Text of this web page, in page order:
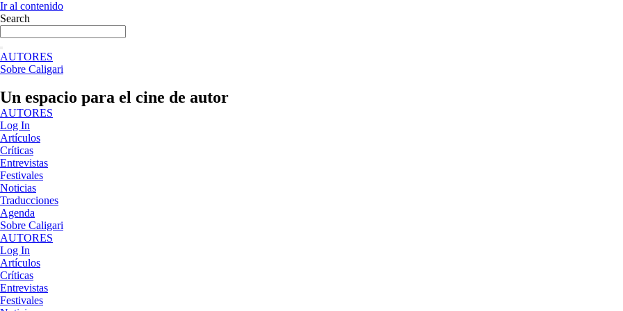
Ir al contenido
Search
AUTORES
Sobre Caligari
Un espacio para el cine de autor
AUTORES
Log In
Artículos
Críticas
Entrevistas
Festivales
Noticias
Traducciones
Agenda
Sobre Caligari
AUTORES
Log In
Artículos
Críticas
Entrevistas
Festivales